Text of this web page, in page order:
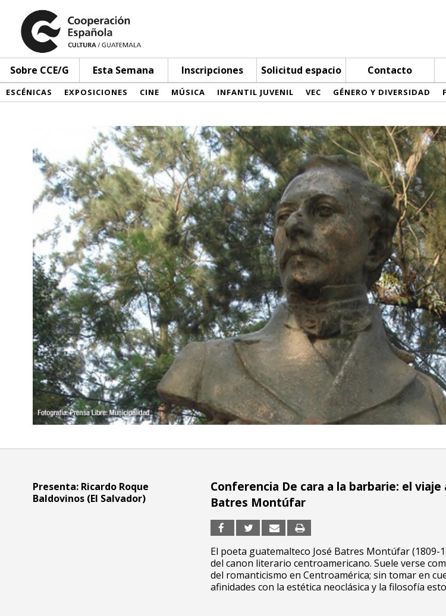
Sobre CCE/G Esta Semana Inscripciones Solicitud espacio Contacto
ESCÉNICAS EXPOSICIONES CINE MÚSICA INFANTIL JUVENIL VEC GÉNERO Y DIVERSIDAD
Presenta: Ricardo Roque
Baldovinos (El Salvador)
Conferencia De cara a la barbarie: el viaje
Batres Montúfar
El poeta guatemalteco José Batres Montúfar (1809-
del canon literario centroamericano. Suele verse
del romanticismo en Centroamérica; sin tomar en
afinidades con la estética neoclásica y la filosofía